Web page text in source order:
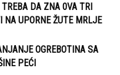
DA ZNA 0VA TRI
NA UPORNE ŽUTE MRLJE
OGREBOTINA SA
PEĆI